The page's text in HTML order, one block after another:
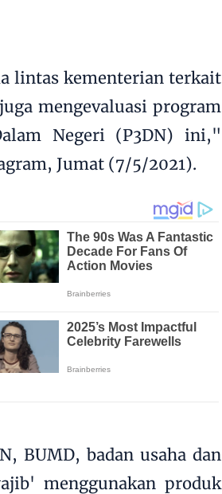
lintas kementerian terkait
mengevaluasi program
Negeri (P3DN) ini,"
Jumat (7/5/2021).
BUMD, badan usaha dan
menggunakan produk